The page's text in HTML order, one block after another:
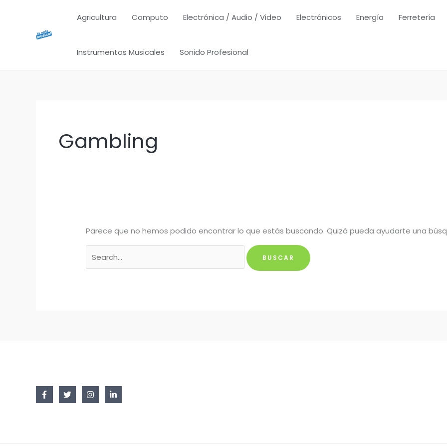
contenido
Agricultura Computo Electrónica / Audio / Video Electrónicos Energía Ferretería
Instrumentos Musicales Sonido Profesional
Gambling
Parece que no hemos podido encontrar lo que estás buscando. Quizá pueda ayudarte una